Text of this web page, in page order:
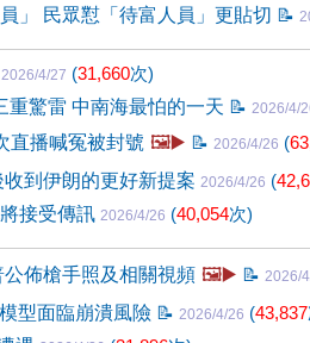
」 民眾懟「待富人員」更貼切 📝
2026/4/27 (31,660次)
重驚雷 中南海最怕的一天 📝 2026/4/
直播喊冤被封號 🖼️▶️ 📝 2026/4/26 (
到伊朗的更好新提案 2026/4/26 (
接受傳訊 2026/4/26 (40,054次)
佈槍手照及相關視頻 🖼️▶️ 📝 2026/
型面臨崩潰風險 📝 2026/4/26 (43,837